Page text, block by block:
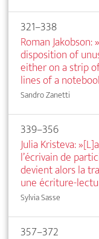
321–338
Roman
disposition of
either on a strip
lines of a
Sandro Zanetti
339–356
Julia Kristeva:
l’écrivain de
devient alors la
une écriture-
Sylvia Sasse
357–372